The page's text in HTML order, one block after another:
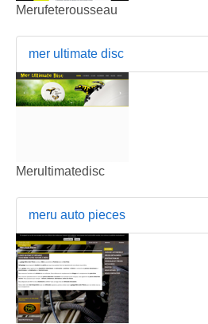
Merufeterousseau
mer ultimate disc
Merultimatedisc
meru auto pieces